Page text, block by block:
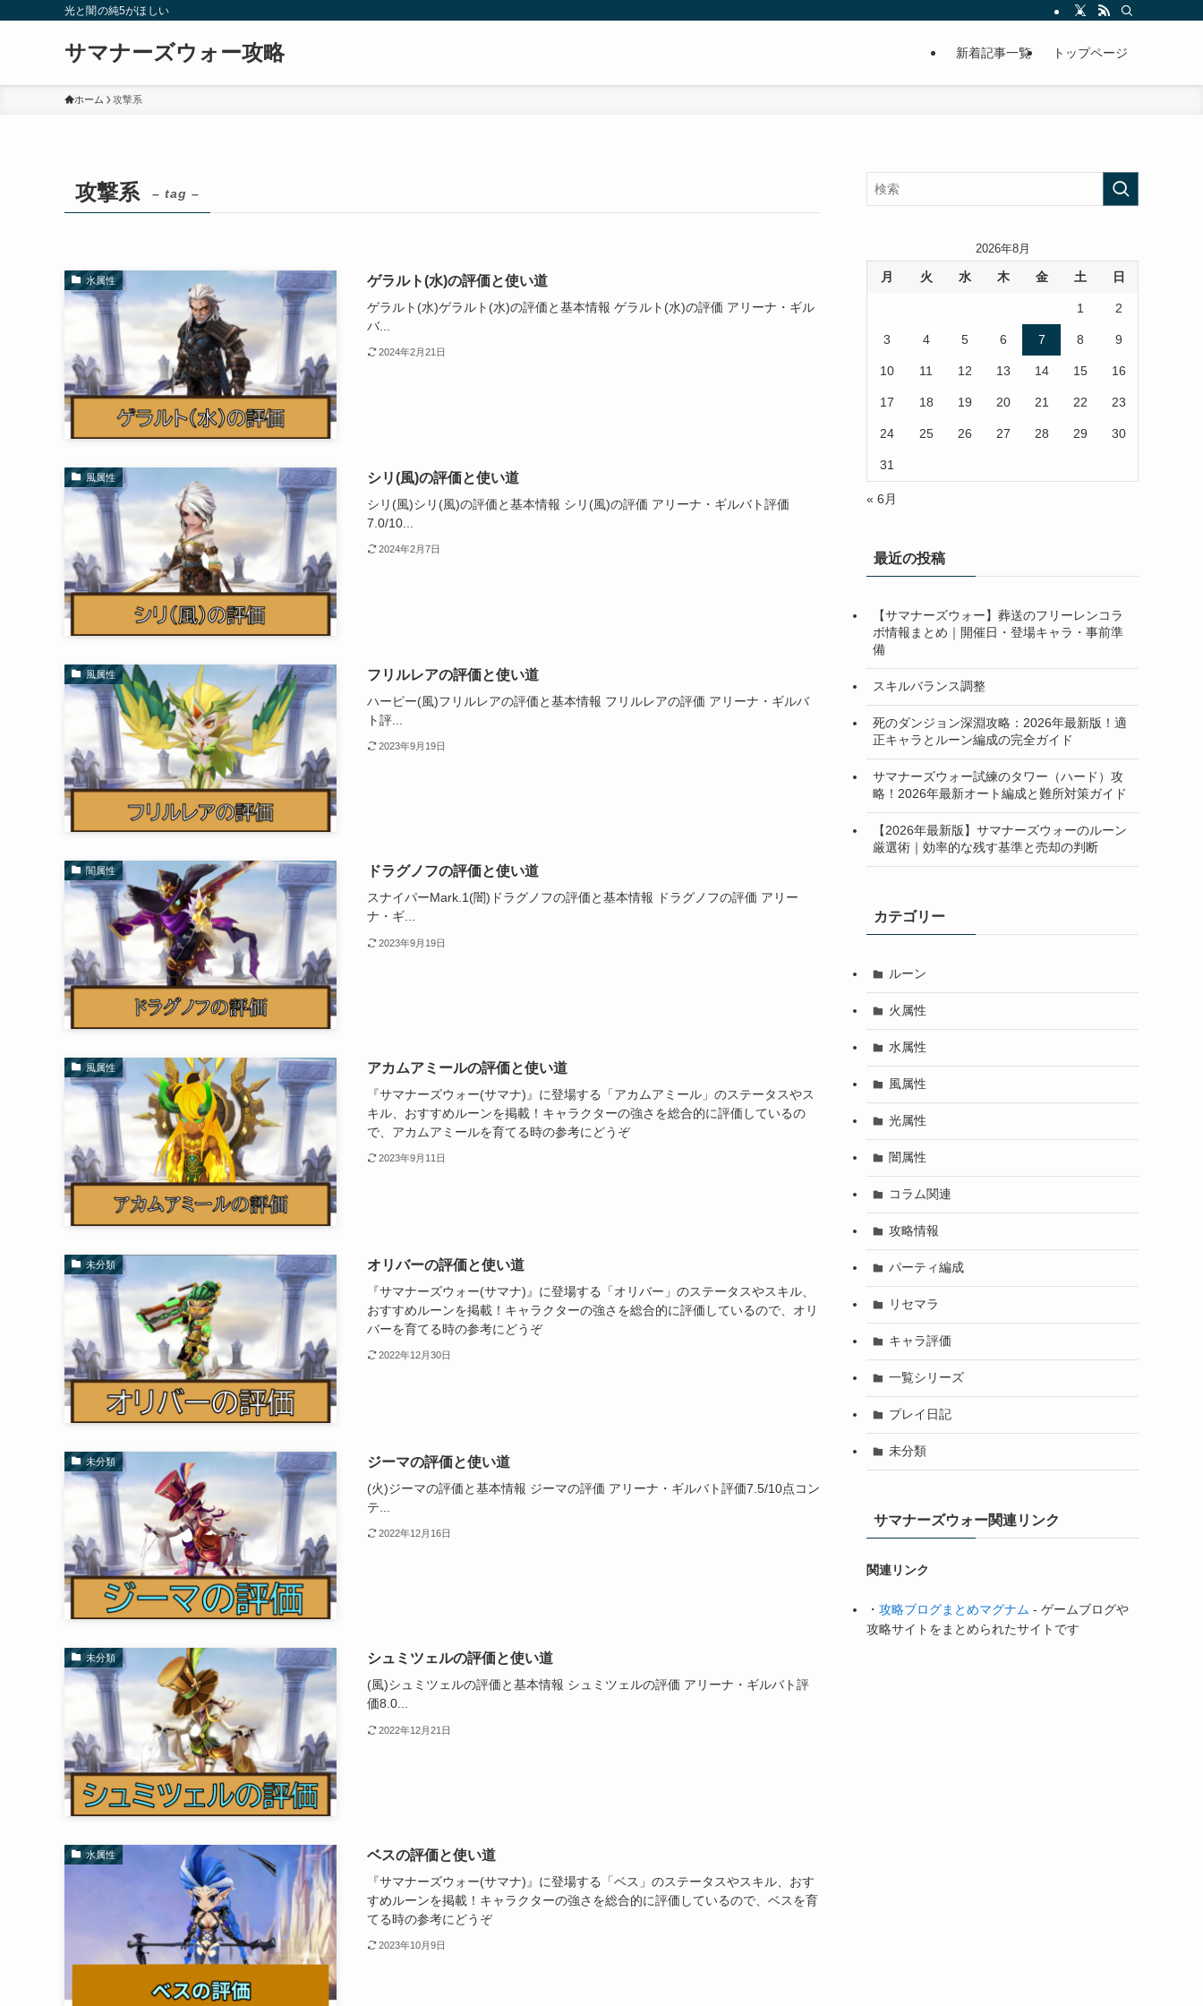
光と闇の純5がほしい
サマナーズウォー攻略 新着記事一覧 トップページ
ホーム 攻撃系
攻撃系 – tag –
水属性 ゲラルト(水)の評価と使い道
ゲラルト(水)ゲラルト(水)の評価と基本情報 ゲラルト(水)の評価 アリーナ・ギル
バ...
2024年2月21日
風属性 シリ(風)の評価と使い道
シリ(風)シリ(風)の評価と基本情報 シリ(風)の評価 アリーナ・ギルバト評価
7.0/10...
2024年2月7日
風属性 フリルレアの評価と使い道
ハーピー(風)フリルレアの評価と基本情報 フリルレアの評価 アリーナ・ギルバ
ト評...
2023年9月19日
闇属性 ドラグノフの評価と使い道
スナイパーMark.1(闇)ドラグノフの評価と基本情報 ドラグノフの評価 アリー
ナ・ギ...
2023年9月19日
風属性 アカムアミールの評価と使い道
『サマナーズウォー(サマナ)』に登場する「アカムアミール」のステータスやス
キル、おすすめルーンを掲載！キャラクターの強さを総合的に評価しているの
で、アカムアミールを育てる時の参考にどうぞ
2023年9月11日
未分類 オリバーの評価と使い道
『サマナーズウォー(サマナ)』に登場する「オリバー」のステータスやスキル、
おすすめルーンを掲載！キャラクターの強さを総合的に評価しているので、オリ
バーを育てる時の参考にどうぞ
2022年12月30日
未分類 ジーマの評価と使い道
(火)ジーマの評価と基本情報 ジーマの評価 アリーナ・ギルバト評価7.5/10点コン
テ...
2022年12月16日
未分類 シュミツェルの評価と使い道
(風)シュミツェルの評価と基本情報 シュミツェルの評価 アリーナ・ギルバト評
価8.0...
2022年12月21日
水属性 ベスの評価と使い道
『サマナーズウォー(サマナ)』に登場する「ベス」のステータスやスキル、おす
すめルーンを掲載！キャラクターの強さを総合的に評価しているので、ベスを育
てる時の参考にどうぞ
2023年10月9日
2026年8月
月 火 水 木 金 土 日
1 2
3 4 5 6 7 8 9
10 11 12 13 14 15 16
17 18 19 20 21 22 23
24 25 26 27 28 29 30
31
« 6月
最近の投稿
【サマナーズウォー】葬送のフリーレンコラ
ボ情報まとめ｜開催日・登場キャラ・事前準
備
スキルバランス調整
死のダンジョン深淵攻略：2026年最新版！適
正キャラとルーン編成の完全ガイド
サマナーズウォー試練のタワー（ハード）攻
略！2026年最新オート編成と難所対策ガイド
【2026年最新版】サマナーズウォーのルーン
厳選術｜効率的な残す基準と売却の判断
カテゴリー
ルーン
火属性
水属性
風属性
光属性
闇属性
コラム関連
攻略情報
パーティ編成
リセマラ
キャラ評価
一覧シリーズ
プレイ日記
未分類
サマナーズウォー関連リンク
関連リンク
・ 攻略ブログまとめマグナム - ゲームブログや
攻略サイトをまとめられたサイトです